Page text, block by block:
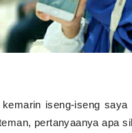
iseng-iseng saya
pertanyaanya apa